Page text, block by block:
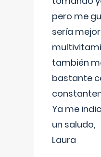
pero me
sería
también
bastante
Ya me
un saludo,
Laura